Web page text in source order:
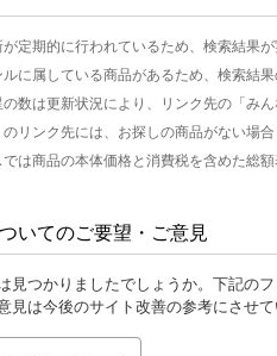
定期的に行われているため、検索結果
に属している商品があるため、検索結
数は更新状況により、リンク先の「み
リンク先には、お探しの商品がない場
は商品の本体価格と消費税を含めた総
いてのご要望・ご意見
見つかりましたでしょうか。下記の
見は今後のサイト改善の参考にさせて